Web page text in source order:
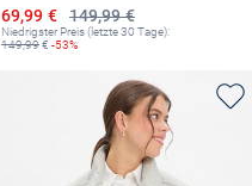
149,99 €
Ermäßigter Preis
69,99 €
Niedrigster Preis (letzte 30 Tage):
149,99€ -53%